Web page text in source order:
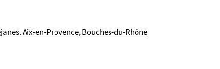
Aix-en-Provence, Bouches-du-Rhône
de casibus ad animam seu ad conscientiam pertinen...
Sententiarum
instructive, par Guillaume François de Bure